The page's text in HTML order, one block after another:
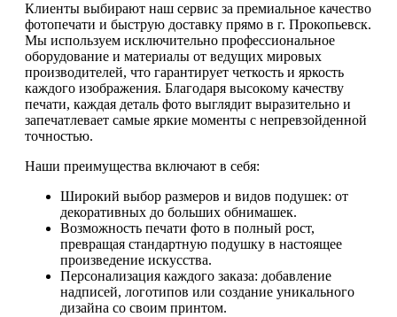
Клиенты выбирают наш сервис за премиальное качество
фотопечати и быструю доставку прямо в г. Прокопьевск.
Мы используем исключительно профессиональное
оборудование и материалы от ведущих мировых
производителей, что гарантирует четкость и яркость
каждого изображения. Благодаря высокому качеству
печати, каждая деталь фото выглядит выразительно и
запечатлевает самые яркие моменты с непревзойденной
точностью.
Наши преимущества включают в себя:
Широкий выбор размеров и видов подушек: от
декоративных до больших обнимашек.
Возможность печати фото в полный рост,
превращая стандартную подушку в настоящее
произведение искусства.
Персонализация каждого заказа: добавление
надписей, логотипов или создание уникального
дизайна со своим принтом.